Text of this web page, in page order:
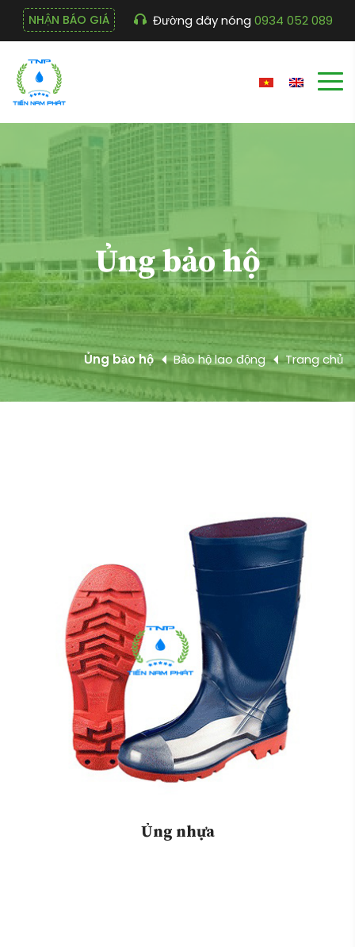
NHẬN BÁO GIÁ Đường dây nóng 0934 052 089
Ủng bảo hộ
Trang chủ
Bảo hộ lao động
Ủng bảo hộ
Ủng nhựa